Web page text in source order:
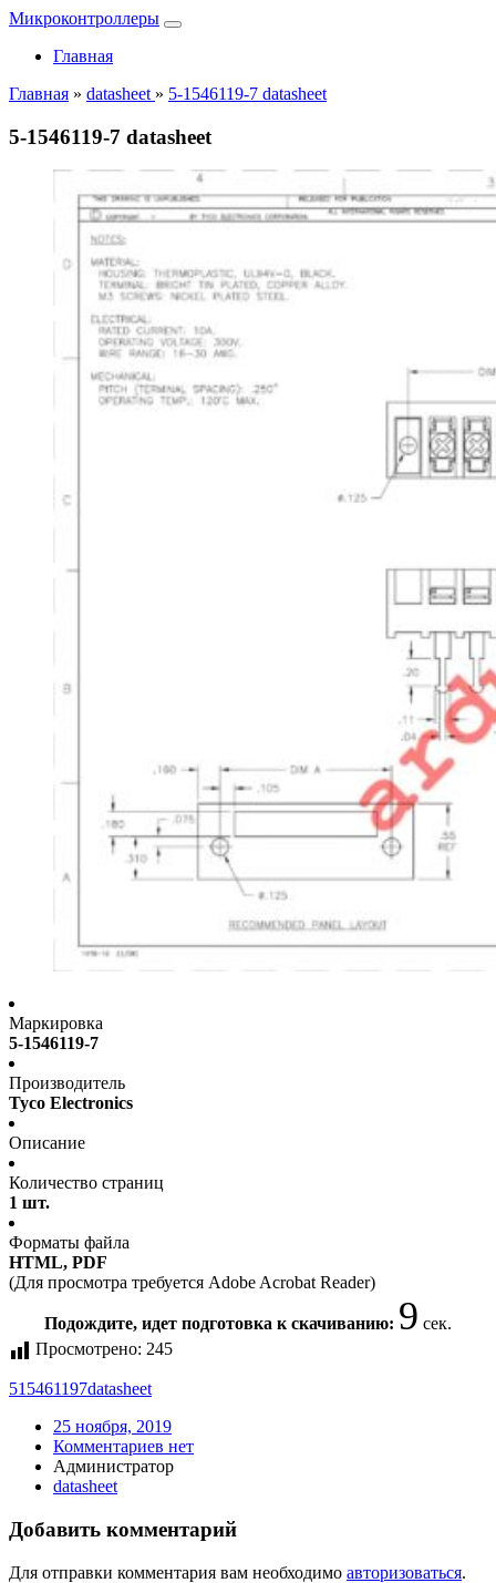
Микроконтроллеры
Главная
Главная » datasheet » 5-1546119-7 datasheet
5-1546119-7 datasheet
Маркировка
5-1546119-7
Производитель
Tyco Electronics
Описание
Количество страниц
1 шт.
Форматы файла
HTML, PDF
(Для просмотра требуется Adobe Acrobat Reader)
Подождите, идет подготовка к скачиванию: 9 сек.
Просмотрено: 245
515461197datasheet
25 ноября, 2019
Комментариев нет
Администратор
datasheet
Добавить комментарий
Для отправки комментария вам необходимо авторизоваться.